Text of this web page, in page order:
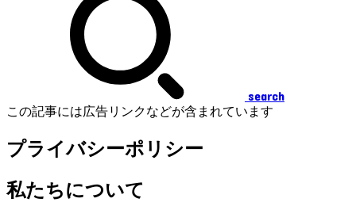
search
この記事には広告リンクなどが含まれています
プライバシーポリシー
私たちについて